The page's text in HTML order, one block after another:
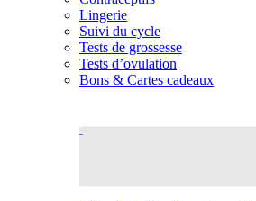
Lingerie
Suivi du cycle
Tests de grossesse
Tests d’ovulation
Bons & Cartes cadeaux